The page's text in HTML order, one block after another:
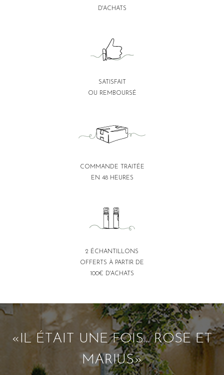
D'ACHATS
SATISFAIT
OU REMBOURSÉ
COMMANDE TRAITÉE
EN 48 HEURES
2 ÉCHANTILLONS
OFFERTS À PARTIR DE
100€ D'ACHATS
«IL ÉTAIT UNE FOIS... ROSE ET
MARIUS»